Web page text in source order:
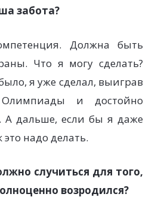
забота?
Должна быть
Что я могу сделать?
я уже сделал, выиграв
и достойно
А дальше, если бы я даже
это надо делать.
случиться для того,
возродился?